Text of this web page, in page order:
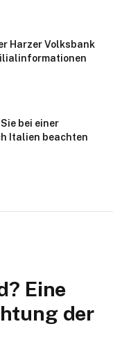
Harzer Volksbank
bei einer
Italien beachten
Eine
der